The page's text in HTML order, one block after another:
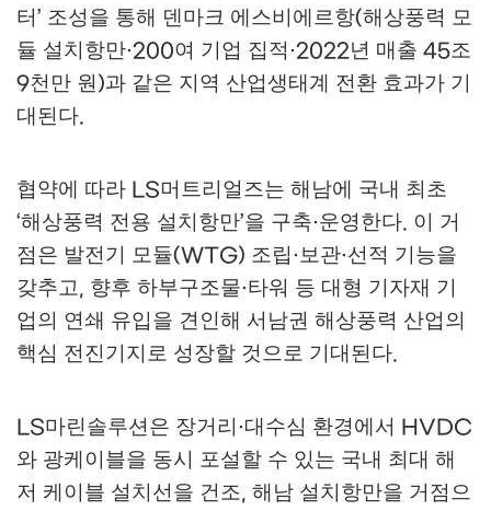
터’ 조성을 통해 덴마크 에스비에르항(해상풍력 모
듈 설치항만·200여 기업 집적·2022년 매출 45조
9천만 원 )과 같은 지역 산업생태계 전환 효과가 기
대된다.
협약에 따라 LS머트리얼즈는 해남에 국내 최초
‘해상풍력 전용 설치항만’을 구축·운영한다. 이 거
점은 발전기 모듈(WTG) 조립· 보관·선적 기능을
갖추고, 향후 하부구조물·타워 등 대형 기자재 기
업의 연쇄 유입을 견인해 서남권 해상풍력 산업의
핵심 전진기지로 성장할 것으로 기대된다.
LS마린솔루션은 장거리 ·대수심 환경에서 HVDC
와 광케이블을 동시 포설할 수 있는 국내 최대 해
저 케이블 설치선을 건조, 해남 설치항만을 거점으